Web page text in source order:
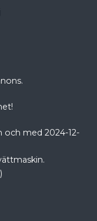
och med 2024-12-